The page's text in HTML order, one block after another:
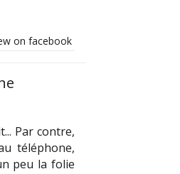
on facebook
Par contre,
téléphone,
peu la folie